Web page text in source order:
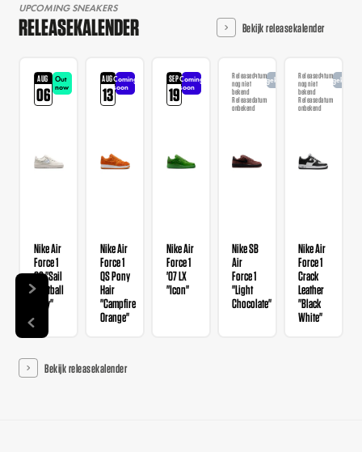
UPCOMING SNEAKERS
RELEASEKALENDER Bekijk releasekalender
AUG
06
Out
now
Nike Air
Force 1
GS "Sail
Football
Grey"
AUG
13
Coming
soon
Nike Air
Force 1
QS Pony
Hair
"Campfire
Orange"
SEP
19
Coming
soon
Nike Air
Force 1
'07 LX
"Icon"
Releasedatum
nog niet
bekend
Releasedatum
onbekend
Aangekondigd
Nike SB
Air
Force 1
"Light
Chocolate"
Releasedatum
nog niet
bekend
Releasedatum
onbekend
Nike Air
Force 1
Crack
Leather
"Black
White"
Bekijk releasekalender